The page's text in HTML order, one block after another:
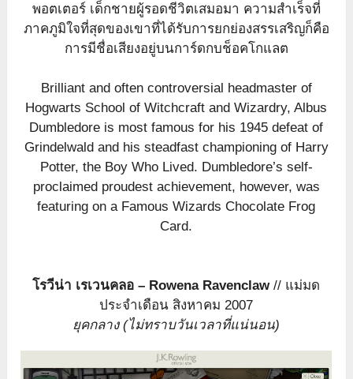
พอตเตอร์ เด็กชายผู้รอดชีวิตเสมอมา ความสำเร็จที่
ภาคภูมิใจที่สุดของเขาที่ได้รับการยกย่องสรรเสริญก็คือ
การมีชื่อเสียงอยู่บนการ์ดกบช็อคโกแลต
Brilliant and often controversial headmaster of
Hogwarts School of Witchcraft and Wizardry, Albus
Dumbledore is most famous for his 1945 defeat of
Grindelwald and his steadfast championing of Harry
Potter, the Boy Who Lived. Dumbledore’s self-
proclaimed proudest achievement, however, was
featuring on a Famous Wizards Chocolate Frog
Card.
โรวีน่า เรเวนคลอ – Rowena Ravenclaw// แม่มด
ประจำเดือน สิงหาคม 2007
ยุคกลาง (ไม่ทราบวันเวลาที่แน่นอน)